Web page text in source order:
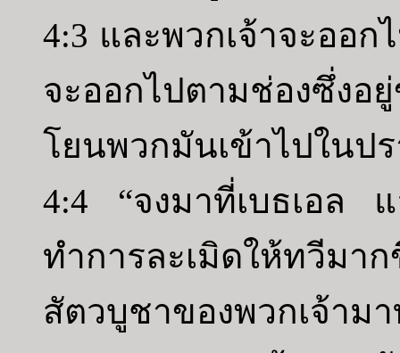
4:3 และพวกเจ้าจะออ
จะออกไปตามช่องซึ่งอ
โยนพวกมันเข้าไปในป
4:4 “จงมาที่เบธเอล
ทำการละเมิดให้ทวีม
สัตวบูชาของพวกเจ้า